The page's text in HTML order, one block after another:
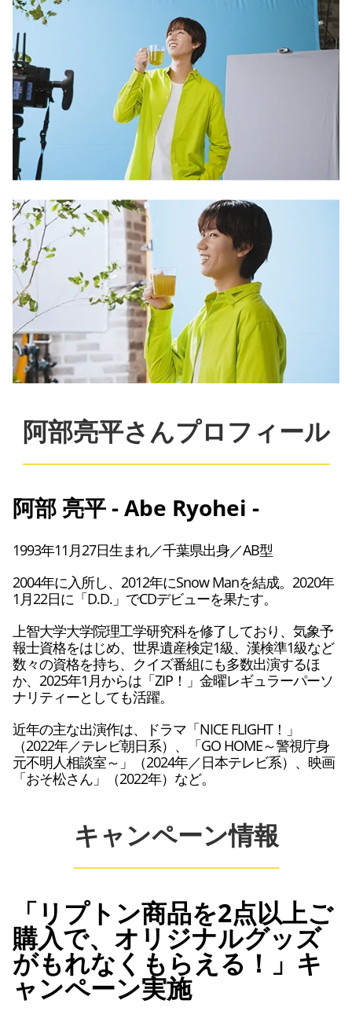
阿部亮平さんプロフィール
阿部 亮平 - Abe Ryohei -
1993年11月27日生まれ／千葉県出身／AB型
2004年に入所し、2012年にSnow Manを結成。2020年
1月22日に「D.D.」でCDデビューを果たす。
上智大学大学院理工学研究科を修了しており、気象予
報士資格をはじめ、世界遺産検定1級、漢検準1級など
数々の資格を持ち、クイズ番組にも多数出演するほ
か、2025年1月からは「ZIP！」金曜レギュラーパーソ
ナリティーとしても活躍。
近年の主な出演作は、ドラマ「NICE FLIGHT！」
（2022年／テレビ朝日系）、「GO HOME～警視庁身
元不明人相談室～」（2024年／日本テレビ系）、映画
「おそ松さん」（2022年）など。
キャンペーン情報
「リプトン商品を2点以上ご
購入で、オリジナルグッズ
がもれなくもらえる！」キ
ャンペーン実施